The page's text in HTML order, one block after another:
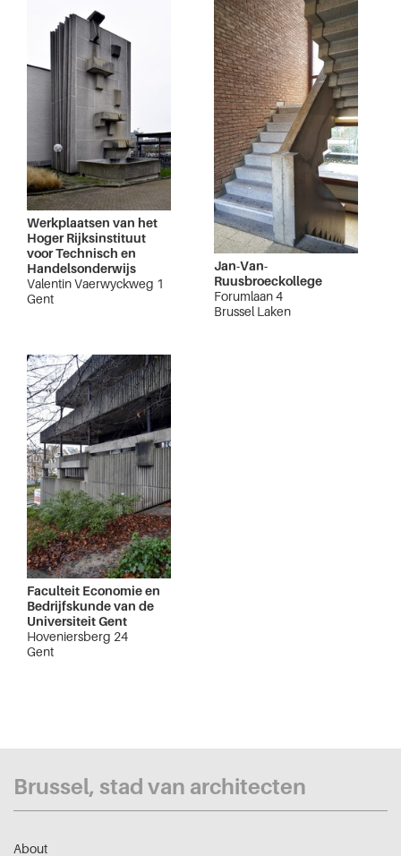
Werkplaatsen van het
Hoger Rijksinstituut
voor Technisch en
Handelsonderwijs
Valentin Vaerwyckweg 1
Gent
Jan-Van-
Ruusbroeckollege
Forumlaan 4
Brussel Laken
Faculteit Economie en
Bedrijfskunde van de
Universiteit Gent
Hoveniersberg 24
Gent
Brussel, stad van architecten
About